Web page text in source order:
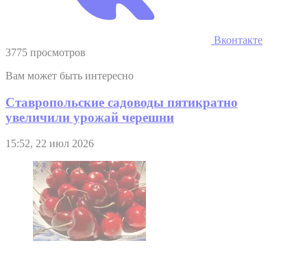
Вконтакте
3775 просмотров
Вам может быть интересно
Ставропольские садоводы пятикратно
увеличили урожай черешни
15:52, 22 июл 2026